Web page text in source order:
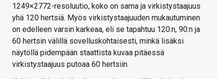
1249×2772-resoluutio, koko on sama ja virkistystaajuus
yhä 120 hertsiä. Myös virkistystaajuuden mukautuminen
on edelleen varsin karkeaa, eli se tapahtuu 120:n, 90:n ja
60 hertsin välillä sovelluskohtaisesti, minkä lisäksi
näytöllä pidempään staattista kuvaa pitäessä
virkistystaajuus putoaa 60 hertsiin.